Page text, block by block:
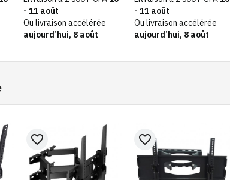
- 11 août
Ou livraison accélérée
aujourd’hui, 8 août
- 11 août
Ou livraison accélérée
aujourd’hui, 8 août
favorite_border favorite_border